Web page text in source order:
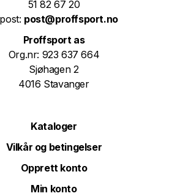
51 82 67 20
post@proffsport.no
Proffsport as
Org.nr: 923 637 664
Sjøhagen 2
4016 Stavanger
Kataloger
Vilkår og betingelser
Opprett konto
Min konto